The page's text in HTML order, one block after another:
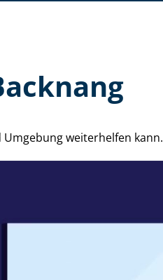
weiterhelfen kann.